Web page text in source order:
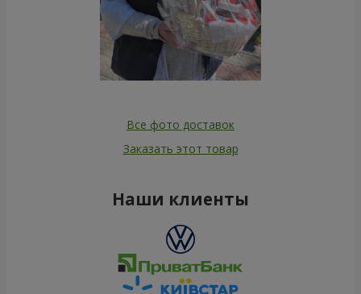
Все фото доставок
Заказать этот товар
Наши клиенты